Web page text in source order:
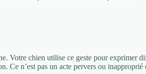
Votre chien utilise ce geste pour exprimer
Ce n’est pas un acte pervers ou inapproprié